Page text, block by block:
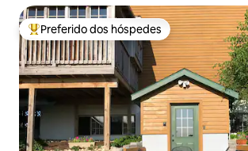
Entre os melhores preferidos dos
Preferido dos hóspedes